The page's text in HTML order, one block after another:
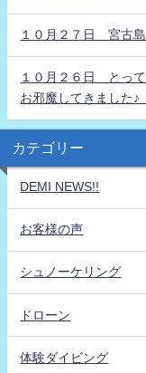
１０月２７日 宮古
１０月２６日 とっ
お邪魔してきました♪
カテゴリー
DEMI NEWS!!
お客様の声
シュノーケリング
ドローン
体験ダイビング